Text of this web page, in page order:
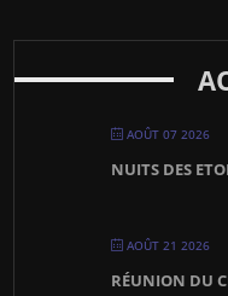
AOÛT 07 2026
NUITS DES
AOÛT 21 2026
RÉUNION DU